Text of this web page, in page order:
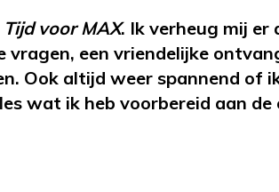
Tijd voor MAX. Ik verheug mij er
vragen, een vriendelijke
Ook altijd weer spannend of
wat ik heb voorbereid aan de